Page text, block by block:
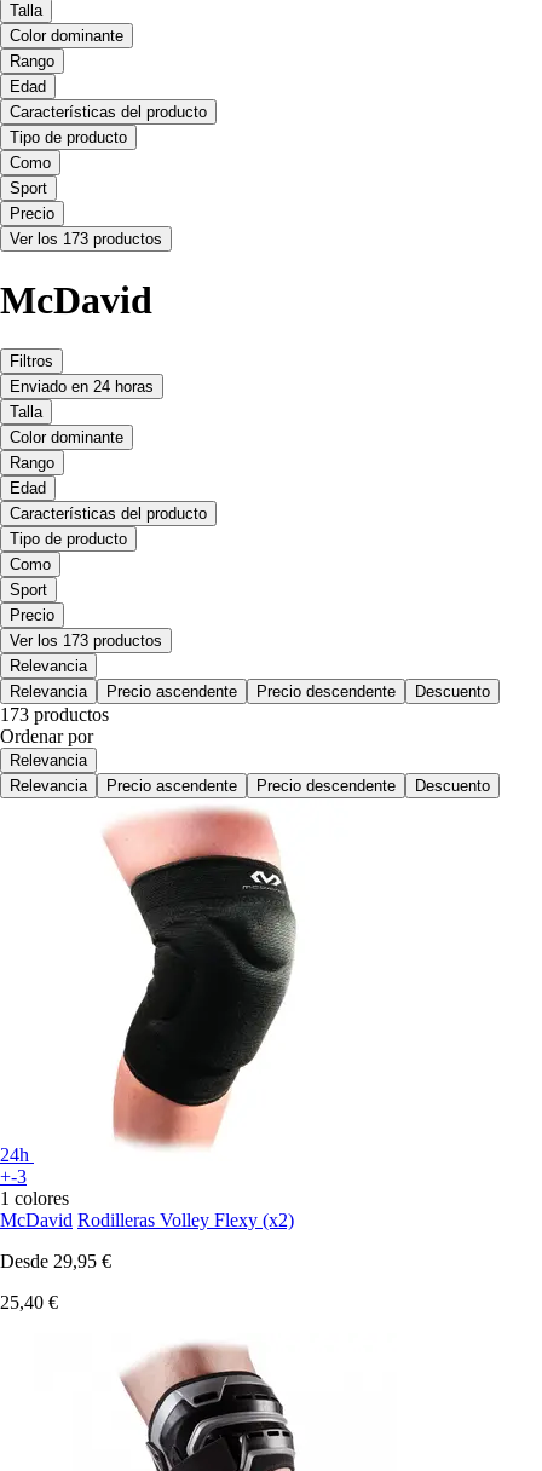
Talla
Color dominante
Rango
Edad
Características del producto
Tipo de producto
Como
Sport
Precio
Ver los 173 productos
McDavid
Filtros
Enviado en 24 horas
Talla
Color dominante
Rango
Edad
Características del producto
Tipo de producto
Como
Sport
Precio
Ver los 173 productos
Relevancia
Relevancia
Precio ascendente Precio descendente Descuento
173 productos
Ordenar por
Relevancia
Relevancia
Precio ascendente Precio descendente Descuento
24h
+-3
1 colores
McDavid Rodilleras Volley Flexy (x2)
Desde 29,95 €
25,40 €